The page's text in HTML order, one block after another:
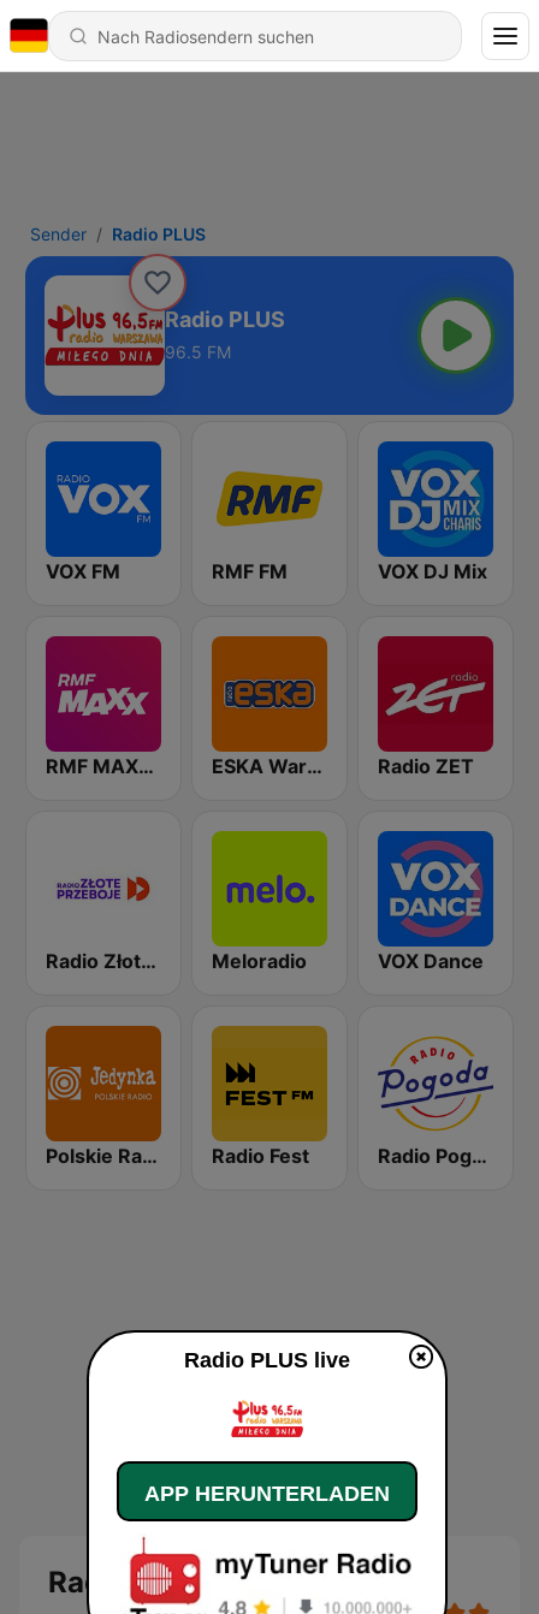
Sender Radio PLUS
Radio PLUS
96.5 FM
VOX FM RMF FM VOX DJ Mix
RMF MAXXX ESKA Warszawa Radio ZET
Radio Złote Przeboje Meloradio VOX Dance
Polskie Radio Program I (PR1) Jedynka Radio Fest Radio Pogoda
Radio PLUS
Radio PLUS live
APP HERUNTERLADEN